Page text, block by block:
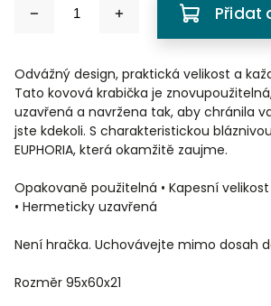
Přidat
Odvážný design, praktická velikost a
Tato kovová krabička je
uzavřená a navržena tak, aby chránila
jste kdekoli. S charakteristickou
EUPHORIA, která okamžitě zaujme.
Opakovaně použitelná • Kapesní
• Hermeticky uzavřená
Není hračka. Uchovávejte mimo dosah
Rozměr 95x60x21